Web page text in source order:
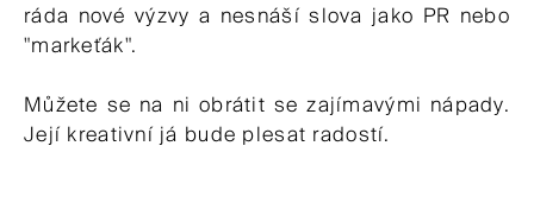
ráda nové výzvy a nesnáší slova jako PR nebo
"markeťák".
Můžete se na ni obrátit se zajímavými nápady.
Její kreativní já bude plesat radostí.